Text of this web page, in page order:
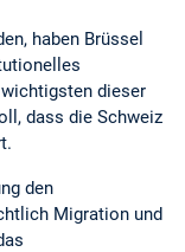
haben Brüssel
dieser
dass die Schweiz
den
Migration und